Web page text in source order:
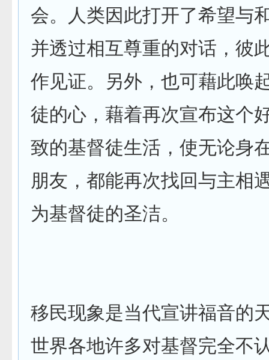
会。人类因此打开了希望与
并透过相互尊重的对话，彼
作见证。另外，也可藉此唤
徒的心，藉着再次宣布这个
致的基督徒生活，使无论身
朋友，都能再次找回与主相
为基督徒的圣洁。
移民现象是当代宣讲福音的
世界各地许多对基督完全不